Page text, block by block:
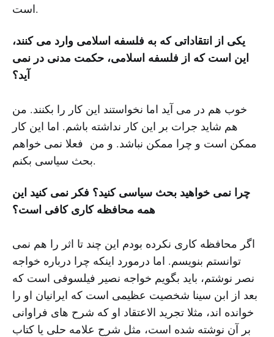
است.
یکی از انتقاداتی که به فلسفه اسلامی وارد می کنند،
این است که از فلسفه اسلامی، حکمت مدنی در نمی
آید؟
خوب هم در می آید اما نخواستند این کار را بکنند. من
هم شاید جرات بر این کار نداشته باشم. اما این کار
ممکن است و چرا ممکن نباشد. و من فعلا نمی خواهم
بحث سیاسی بکنم.
چرا نمی خواهید بحث سیاسی کنید؟ فکر نمی کنید این
همه محافظه کاری کافی است؟
اگر محافظه کاری نکرده بودم این چند تا اثر را هم نمی
توانستم بنویسم. اما درمورد اینکه چرا درباره خواجه
نصر نوشتم، باید بگویم خواجه نصیر فیلسوفی است که
بعد از ابن سینا شخصیت عظیمی است که ایرانیان او را
خوانده اند، مثلا تجرید الاعتقاد او که شرح های فراوانی
بر آن نوشته شده است، مثل شرح علامه حلی یا کتاب